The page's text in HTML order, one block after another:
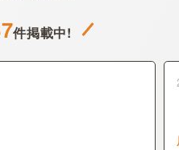
件掲載中!